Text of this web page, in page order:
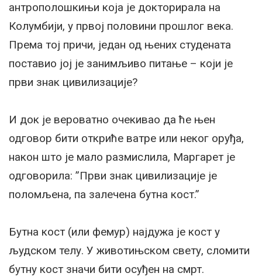
антрополошкињи која је докторирала на
Колумбији, у првој половини прошлог века.
Према тој причи, један од њених студената
поставио јој је занимљиво питање – који је
први знак цивилизације?
И док је вероватно очекивао да ће њен
одговор бити откриће ватре или неког оруђа,
након што је мало размислила, Маргарет је
одговорила: ”Први знак цивилизације је
поломљена, па залечена бутна кост.”
Бутна кост (или фемур) најдужа је кост у
људском телу. У животињском свету, сломити
бутну кост значи бити осуђен на смрт.